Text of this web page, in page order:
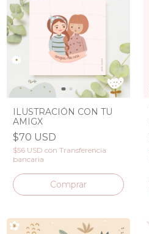
ILUSTRACIÓN CON TU
AMIGX
$70 USD
$56 USD con Transferencia
bancaria